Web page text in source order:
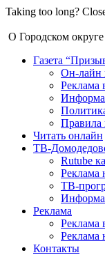
Taking too long?
О Городском
Газета
Он-лайн
Реклама
Правила
Читать онлайн
ТВ-
Rutube
Реклама
ТВ-
Реклама
Реклама
Реклама
Контакты